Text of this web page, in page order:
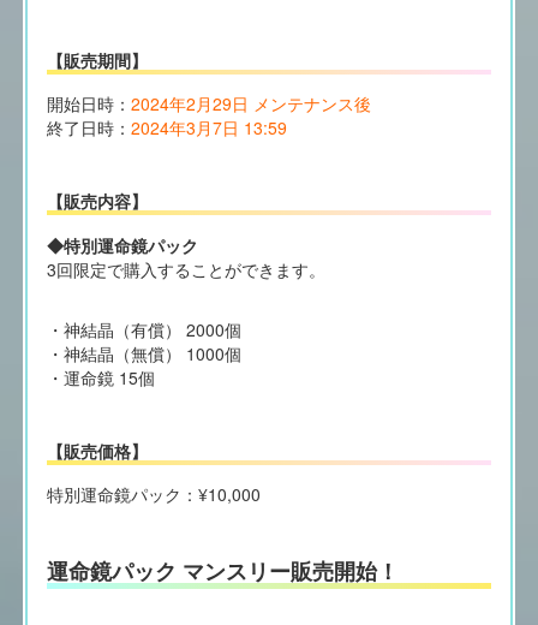
【販売期間】
開始日時： 2024年2月29日 メンテナンス後
終了日時： 2024年3月7日 13:59
【販売内容】
◆特別運命鏡パック
3回限定で購入することができます。
・神結晶（有償） 2000個
・神結晶（無償） 1000個
・運命鏡 15個
【販売価格】
特別運命鏡パック：¥10,000
運命鏡パック マンスリー販売開始！